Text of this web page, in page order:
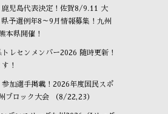
鹿児島代表決定！佐賀8/9.11 大
予選例年8～9月情報募集！九州
本県開催！
トレセンメンバー2026 随時更新！
！
参加選手掲載！2026年度国民スポ
ブロック大会 （8/22,23）